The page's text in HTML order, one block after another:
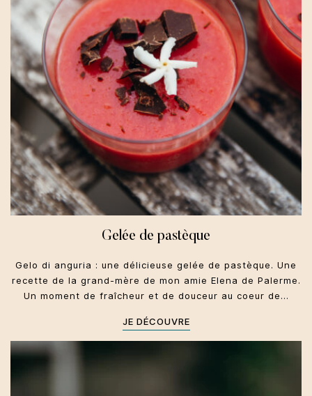
Gelée de pastèque
Gelo di anguria : une délicieuse gelée de pastèque. Une
recette de la grand-mère de mon amie Elena de Palerme.
Un moment de fraîcheur et de douceur au coeur de…
JE DÉCOUVRE